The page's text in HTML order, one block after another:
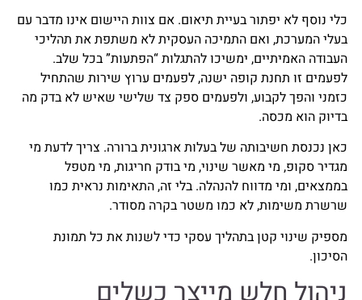
כלי נוסף לא יפתור בעיית תיאום. אם צוות היישום אינו מדבר עם
בעלי המערכת, ואם התמיכה העסקית לא משתפת את תהליכי
העבודה האמיתיים, ימשיכו להתגלות “הפתעות” בכל שלב.
לפעמים זו תחנת קופה ישנה, לפעמים ערוץ שירות שהתחיל
כזמני והפך לקבוע, ולפעמים ספק צד שלישי שאיש לא בדק מה
בדיוק הוא מכסה.
כאן נכנסת חשיבותה של בעלות ארגונית ברורה. צריך לדעת מי
מגדיר סקופ, מי מאשר שינוי, מי בודק חריגות, מי מטפל
בממצאים, ומי מדווח להנהלה. בלי זה, התאימות נראית כמו
שרשרת משימות, לא כמו משטר בקרה מסודר.
מספיק שינוי קטן בתהליך עסקי כדי לשנות את כל תמונת
הסיכון.
ניהול חלש מייצר כשלים